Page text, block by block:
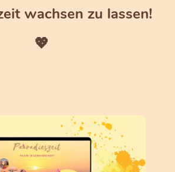
wachsen zu lassen!
💖